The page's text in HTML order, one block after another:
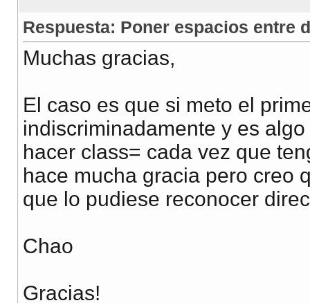
Respuesta: Poner espacios entre
Muchas gracias,
El caso es que si meto el
indiscriminadamente y es
hacer class= cada vez que
hace mucha gracia pero creo
que lo pudiese reconocer
Chao
Gracias!